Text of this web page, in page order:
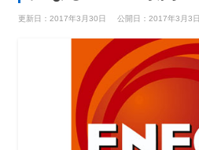
更新日：2017年3月30日 公開日：2017年3月3日